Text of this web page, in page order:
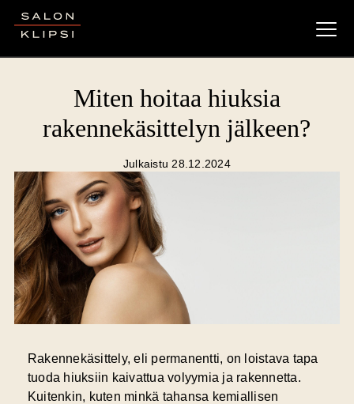
Salon Klipsi
Miten hoitaa hiuksia
rakennekäsittelyn jälkeen?
Julkaistu 28.12.2024
Rakennekäsittely, eli permanentti, on loistava tapa
tuoda hiuksiin kaivattua volyymia ja rakennetta.
Kuitenkin, kuten minkä tahansa kemiallisen